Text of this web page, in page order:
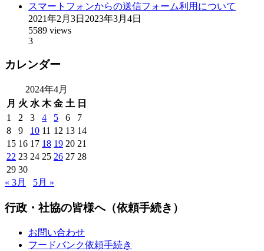
スマートフォンからの送信フォーム利用について
2021年2月3日 2023年3月4日
5589 views
3
カレンダー
2024年4月
月 火 水 木 金 土 日
1
2 3 4 5 6
7
8
9 10 11 12 13 14
15 16 17 18 19 20 21
22 23 24 25 26 27 28
29 30
« 3月
5月 »
行政・社協の皆様へ（依頼手続き）
お問い合わせ
フードバンク依頼手続き